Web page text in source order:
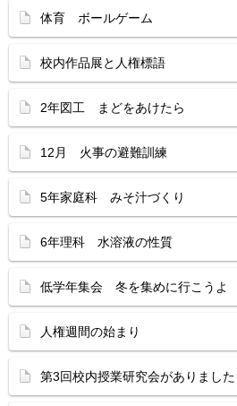
体育 ボールゲーム
校内作品展と人権標語
2年図工 まどをあけたら
12月 火事の避難訓練
5年家庭科 みそ汁づくり
6年理科 水溶液の性質
低学年集会 冬を集めに行こうよ
人権週間の始まり
第3回校内授業研究会がありました